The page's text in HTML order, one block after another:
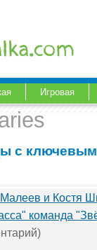
Игровая
с
и Костя
команда